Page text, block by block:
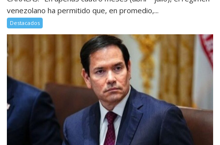
venezolano ha permitido que, en promedio,...
Destacados